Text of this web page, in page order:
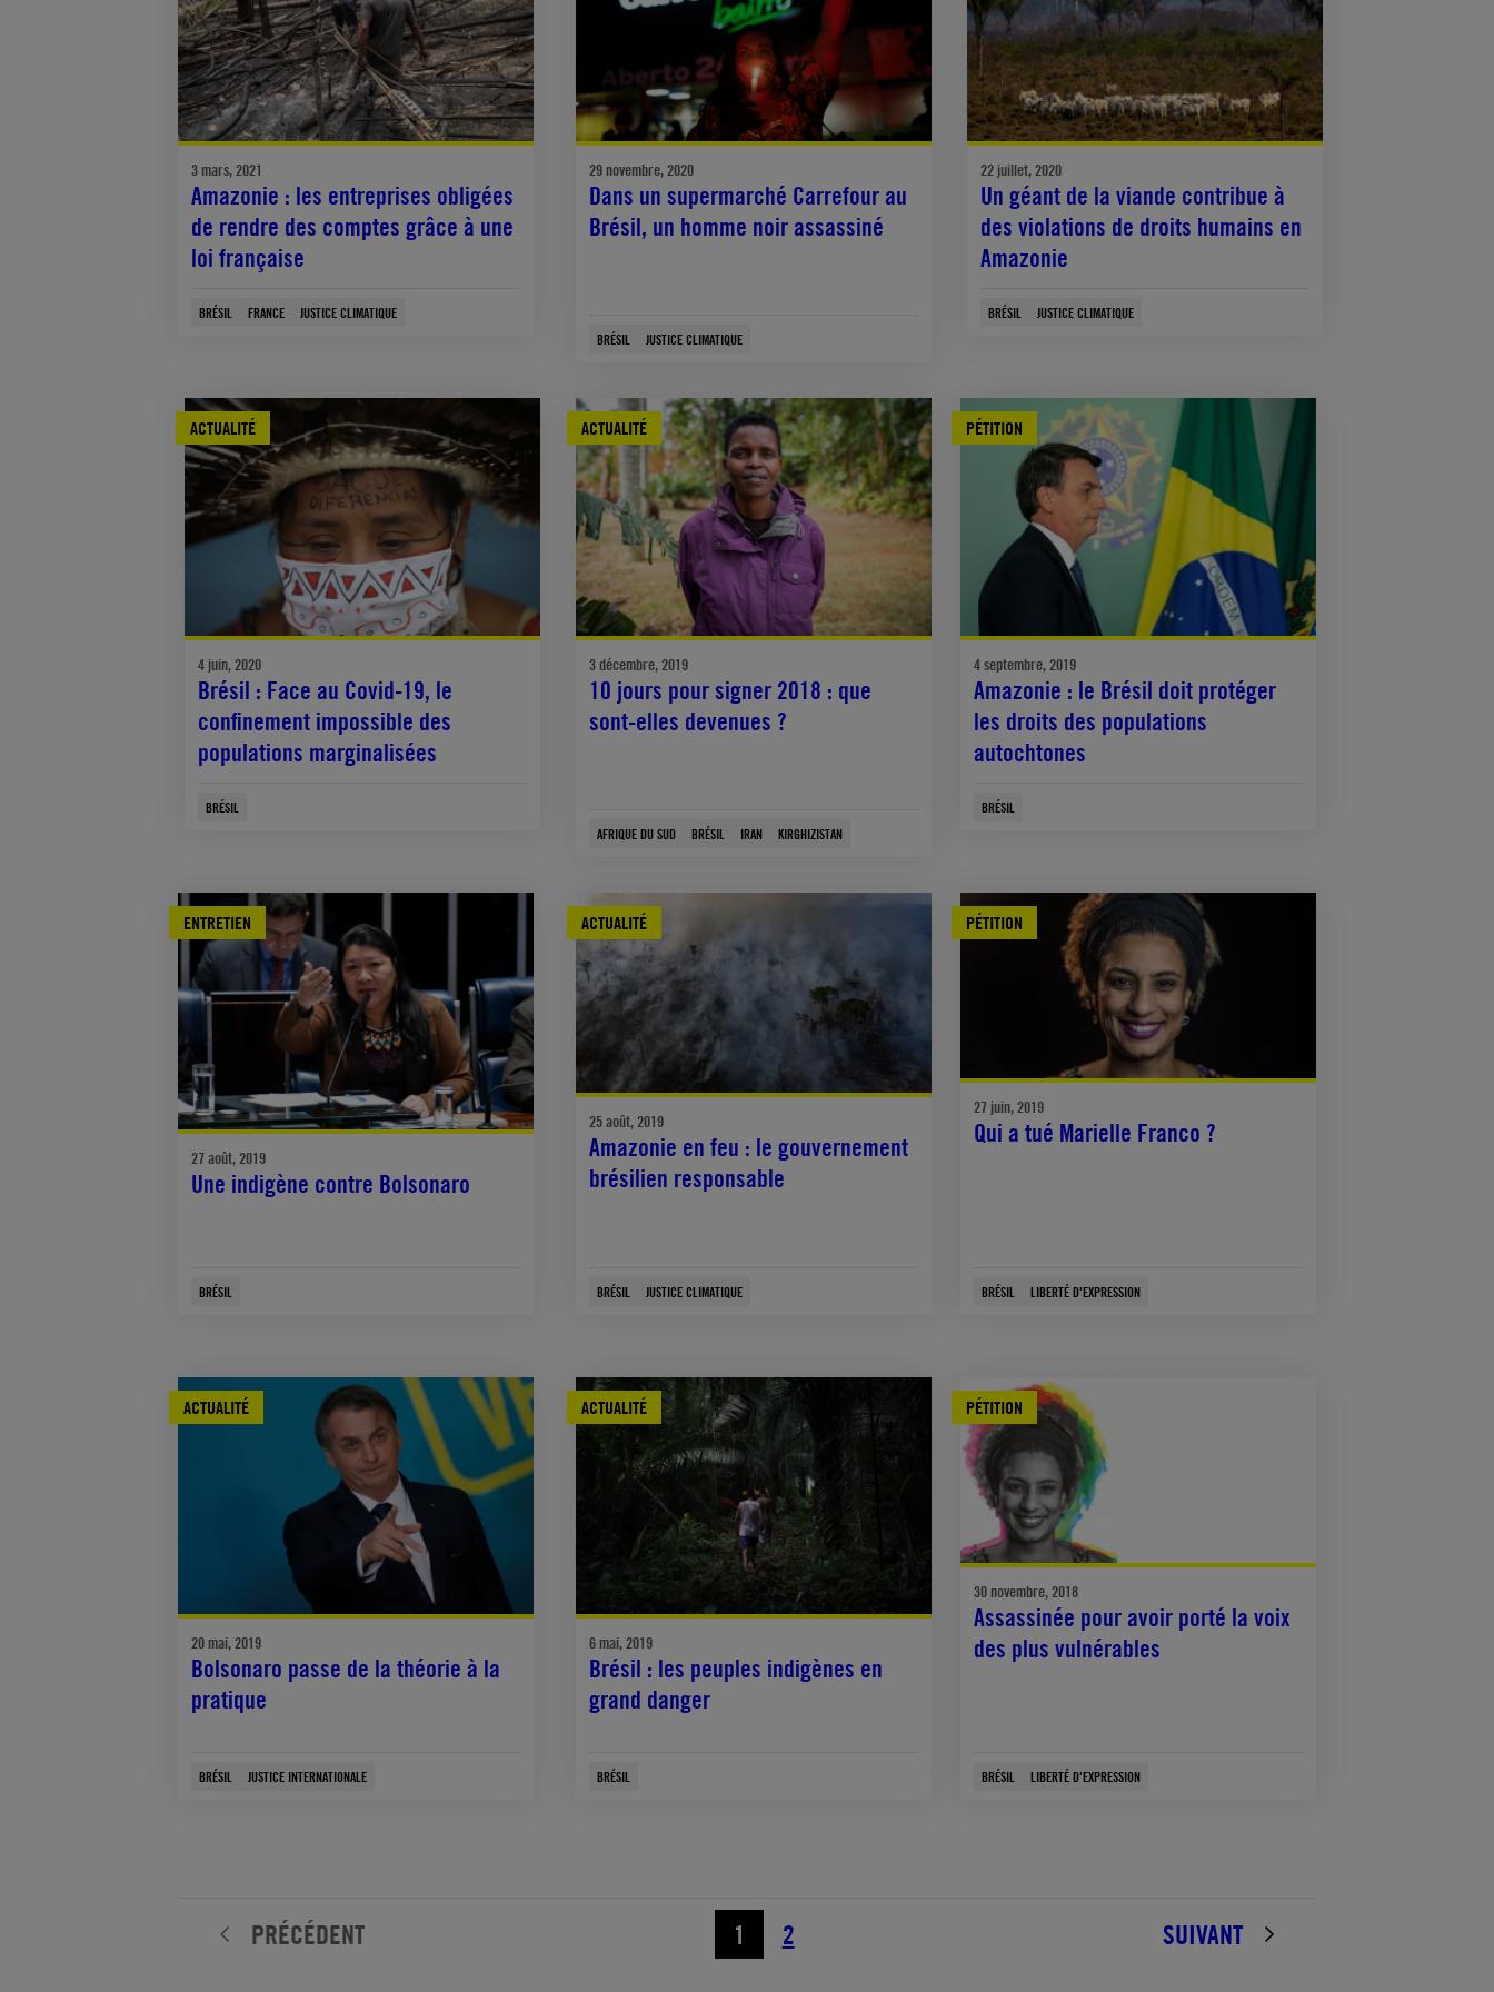
3 mars, 2021
Amazonie : les entreprises obligées
de rendre des comptes grâce à une
loi française
BRÉSIL FRANCE JUSTICE CLIMATIQUE
29 novembre, 2020
Dans un supermarché Carrefour au
Brésil, un homme noir assassiné
BRÉSIL JUSTICE CLIMATIQUE
22 juillet, 2020
Un géant de la viande contribue à
des violations de droits humains en
Amazonie
BRÉSIL JUSTICE CLIMATIQUE
ACTUALITÉ
4 juin, 2020
Brésil : Face au Covid-19, le
confinement impossible des
populations marginalisées
BRÉSIL
ACTUALITÉ
3 décembre, 2019
10 jours pour signer 2018 : que
sont-elles devenues ?
AFRIQUE DU SUD BRÉSIL IRAN KIRGHIZISTAN
PÉTITION
4 septembre, 2019
Amazonie : le Brésil doit protéger
les droits des populations
autochtones
BRÉSIL
ENTRETIEN
27 août, 2019
Une indigène contre Bolsonaro
BRÉSIL
ACTUALITÉ
25 août, 2019
Amazonie en feu : le gouvernement
brésilien responsable
BRÉSIL JUSTICE CLIMATIQUE
PÉTITION
27 juin, 2019
Qui a tué Marielle Franco ?
BRÉSIL LIBERTÉ D'EXPRESSION
ACTUALITÉ
20 mai, 2019
Bolsonaro passe de la théorie à la
pratique
BRÉSIL JUSTICE INTERNATIONALE
ACTUALITÉ
6 mai, 2019
Brésil : les peuples indigènes en
grand danger
BRÉSIL
PÉTITION
30 novembre, 2018
Assassinée pour avoir porté la voix
des plus vulnérables
BRÉSIL LIBERTÉ D'EXPRESSION
PRÉCÉDENT 1 2 SUIVANT